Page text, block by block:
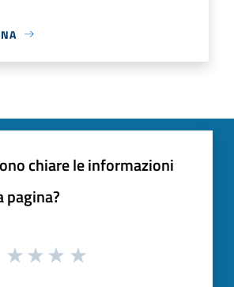
chiare le informazioni
pagina?